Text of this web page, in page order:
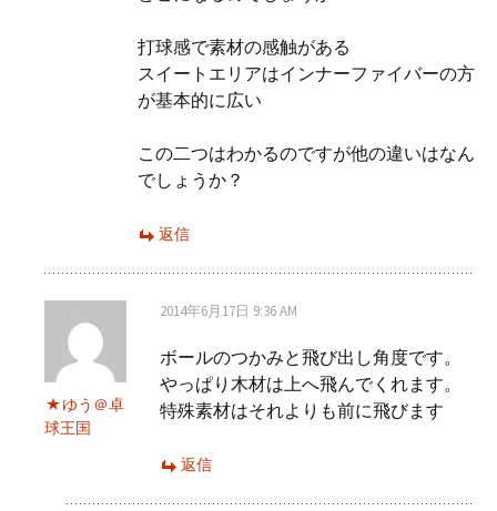
打球感で素材の感触がある
スイートエリアはインナーファイバーの方
が基本的に広い
この二つはわかるのですが他の違いはなん
でしょうか？
返信
ゆう＠卓
球王国
2014年6月17日 9:36 AM
ボールのつかみと飛び出し角度です。
やっぱり木材は上へ飛んでくれます。
特殊素材はそれよりも前に飛びます
返信